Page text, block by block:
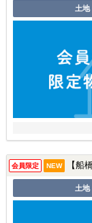
土地
会員限定 NEW 【船
土地